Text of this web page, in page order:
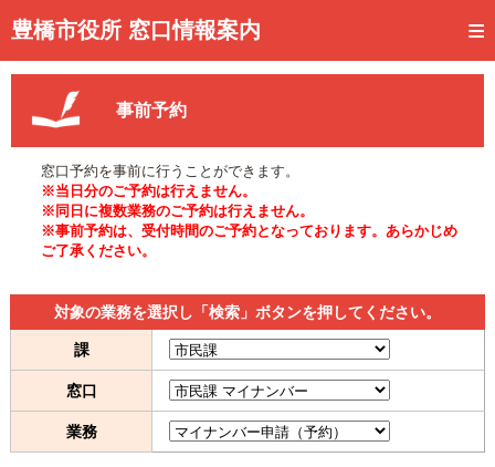
豊橋市役所 窓口情報案内
トップページ
事前予約
予約状況確認
窓口混雑状況
待ち状況確認
交付状況確認
メール通知登録
混雑予想カレンダー
事前予約
窓口予約を事前に行うことができます。
※当日分のご予約は行えません。
※同日に複数業務のご予約は行えません。
※事前予約は、受付時間のご予約となっております。あらかじめ
ご了承ください。
対象の業務を選択し「検索」ボタンを押してください。
課
窓口
業務